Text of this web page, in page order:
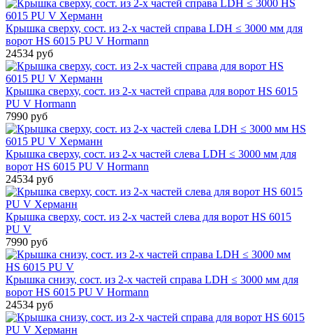
Крышка сверху, сост. из 2-х частей справа LDH ≤ 3000 мм для
ворот HS 6015 PU V Hormann
24534 руб
Крышка сверху, сост. из 2-х частей справа для ворот HS 6015
PU V Hormann
7990 руб
Крышка сверху, сост. из 2-х частей слева LDH ≤ 3000 мм для
ворот HS 6015 PU V Hormann
24534 руб
Крышка сверху, сост. из 2-х частей слева для ворот HS 6015
PU V
7990 руб
Крышка снизу, сост. из 2-х частей справа LDH ≤ 3000 мм для
ворот HS 6015 PU V Hormann
24534 руб